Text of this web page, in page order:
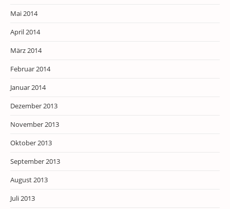
Mai 2014
April 2014
März 2014
Februar 2014
Januar 2014
Dezember 2013
November 2013
Oktober 2013
September 2013
August 2013
Juli 2013